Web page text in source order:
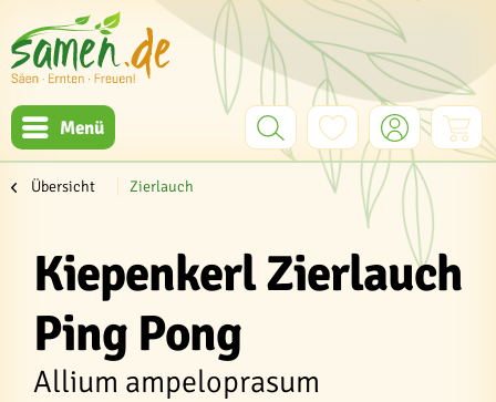
Menü
Übersicht Zierlauch
Kiepenkerl Zierlauch
Ping Pong
Allium ampeloprasum